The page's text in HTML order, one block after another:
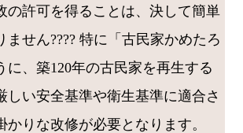
の許可を得ることは、決して簡単
ません???? 特に「古民家かめたろ
に、築120年の古民家を再生する
しい安全基準や衛生基準に適合さ
かりな改修が必要となります。